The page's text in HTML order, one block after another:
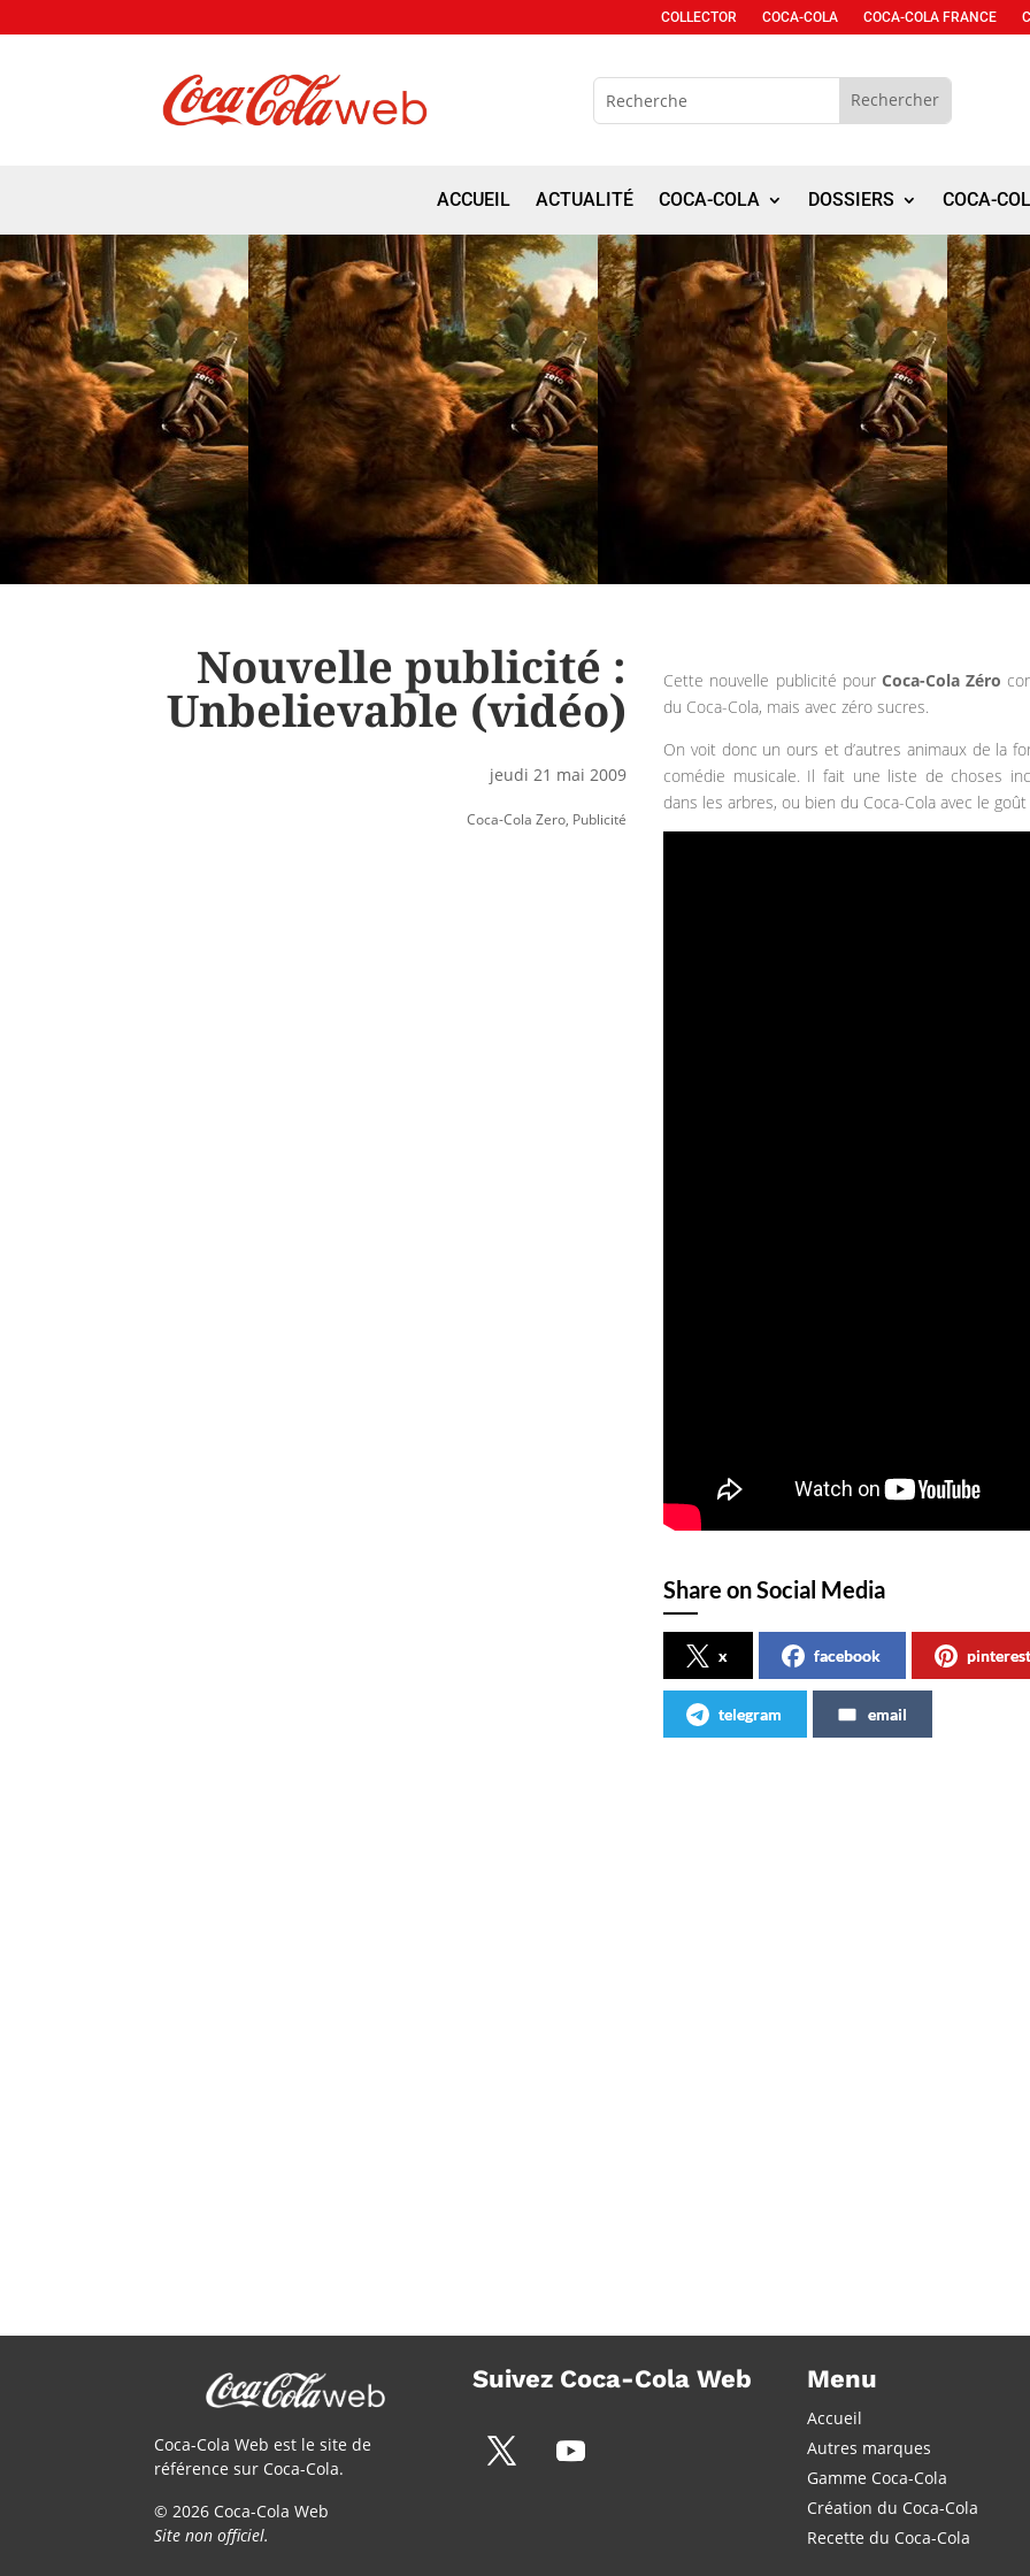
COLLECTOR COCA-COLA COCA-COLA FRANCE
ACCUEIL ACTUALITÉ COCA-COLA DOSSIERS COCA-
Nouvelle publicité :
Unbelievable (vidéo)
jeudi 21 mai 2009
Coca-Cola Zero, Publicité
Cette nouvelle publicité pour Coca-Cola Zéro
du Coca-Cola, mais avec zéro sucres.
On voit donc un ours et d’autres animaux de la
comédie musicale. Il fait une liste de choses
dans les arbres, ou bien du Coca-Cola avec le
Share on Social Media
x facebook pinterest
telegram email
Coca-Cola Web est le site de
référence sur Coca-Cola.
© 2026 Coca-Cola Web
Site non officiel.
Suivez Coca-Cola Web Menu
Accueil
Autres marques
Gamme Coca-Cola
Création du Coca-Cola
Recette du Coca-Cola